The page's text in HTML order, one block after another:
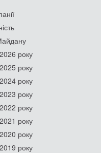
року
року
року
року
року
року
року
року